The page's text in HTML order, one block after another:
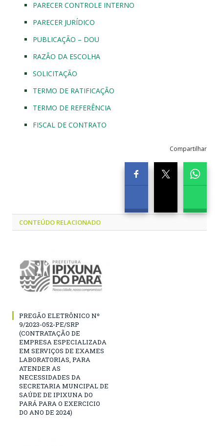
PARECER CONTROLE INTERNO
PARECER JURÍDICO
PUBLICAÇÃO – DOU
RAZÃO DA ESCOLHA
SOLICITAÇÃO
TERMO DE RATIFICAÇÃO
TERMO DE REFERÊNCIA
FISCAL DE CONTRATO
Compartilhar
CONTEÚDO RELACIONADO
PREGÃO ELETRÔNICO Nº
9/2023-052-PE/SRP
(CONTRATAÇÃO DE
EMPRESA ESPECIALIZADA
EM SERVIÇOS DE EXAMES
LABORATORIAS, PARA
ATENDER AS
NECESSIDADES DA
SECRETARIA MUNCIPAL DE
SAÚDE DE IPIXUNA DO
PARÁ PARA O EXERCICIO
DO ANO DE 2024)